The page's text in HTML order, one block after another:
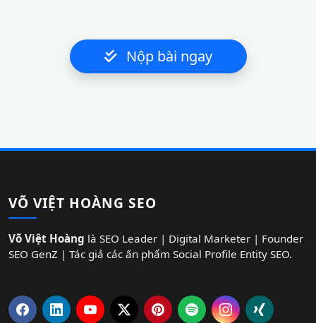
Nộp bài ngay
VÕ VIỆT HOÀNG SEO
Võ Việt Hoàng là SEO Leader | Digital Marketer | Founder
SEO GenZ | Tác giả các ấn phẩm Social Profile Entity SEO.